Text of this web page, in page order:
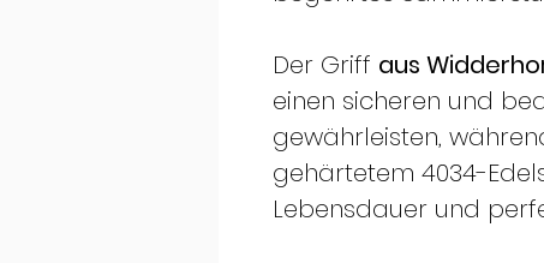
Der Griff aus
einen sicheren und
gewährleisten,
gehärtetem 4034-
Lebensdauer und